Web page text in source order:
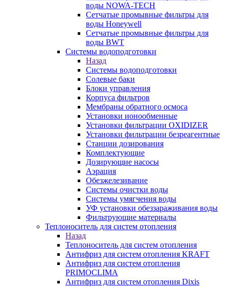
воды NOWA-TECH
Сетчатые промывные фильтры для
воды Honeywell
Сетчатые промывные фильтры для
воды BWT
Системы водоподготовки
Назад
Системы водоподготовки
Солевые баки
Блоки управления
Корпуса фильтров
Мембраны обратного осмоса
Установки ионообменные
Установки фильтрации OXIDIZER
Установки фильтрации безреагентные
Станции дозирования
Комплектующие
Дозирующие насосы
Аэрация
Обезжелезивание
Системы очистки воды
Системы умягчения воды
УФ установки обеззараживания воды
Фильтрующие материалы
Теплоноситель для систем отопления
Назад
Теплоноситель для систем отопления
Антифриз для систем отопления KRAFT
Антифриз для систем отопления
PRIMOCLIMA
Антифриз для систем отопления Dixis